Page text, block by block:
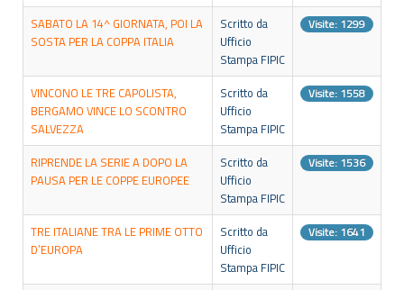
SABATO LA 14^ GIORNATA, POI LA
SOSTA PER LA COPPA ITALIA
Scritto da
Ufficio
Stampa FIPIC
Visite: 1299
VINCONO LE TRE CAPOLISTA,
BERGAMO VINCE LO SCONTRO
SALVEZZA
Scritto da
Ufficio
Stampa FIPIC
Visite: 1558
RIPRENDE LA SERIE A DOPO LA
PAUSA PER LE COPPE EUROPEE
Scritto da
Ufficio
Stampa FIPIC
Visite: 1536
TRE ITALIANE TRA LE PRIME OTTO
D’EUROPA
Scritto da
Ufficio
Stampa FIPIC
Visite: 1641